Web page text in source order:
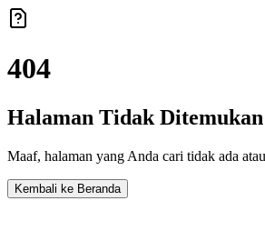
404
Halaman Tidak Ditemukan
Maaf, halaman yang Anda cari tidak ada
Kembali ke Beranda